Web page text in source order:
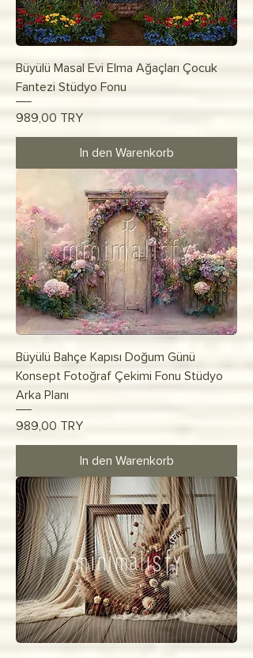
Büyülü Masal Evi Elma Ağaçları Çocuk
Fantezi Stüdyo Fonu
Preis
989,00 TRY
In den Warenkorb
Büyülü Bahçe Kapısı Doğum Günü
Konsept Fotoğraf Çekimi Fonu Stüdyo
Arka Planı
Preis
989,00 TRY
In den Warenkorb